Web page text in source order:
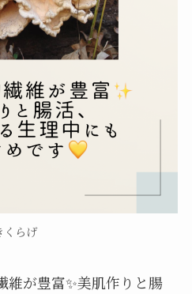
くらげ
維が豊富✨美肌作りと腸